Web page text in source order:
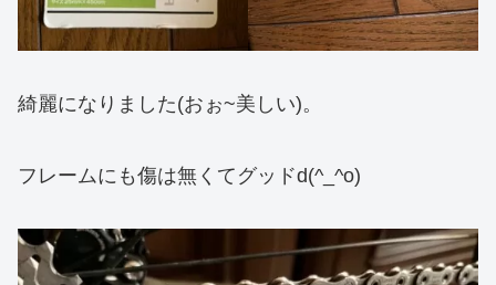
綺麗になりました(おぉ~美しい)。
フレームにも傷は無くてグッドd(^_^o)